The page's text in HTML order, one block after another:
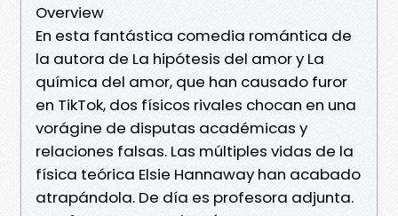
Overview
En esta fantástica comedia romántica de
la autora de La hipótesis del amor y La
química del amor, que han causado furor
en TikTok, dos físicos rivales chocan en una
vorágine de disputas académicas y
relaciones falsas. Las múltiples vidas de la
física teórica Elsie Hannaway han acabado
atrapándola. De día es profesora adjunta.